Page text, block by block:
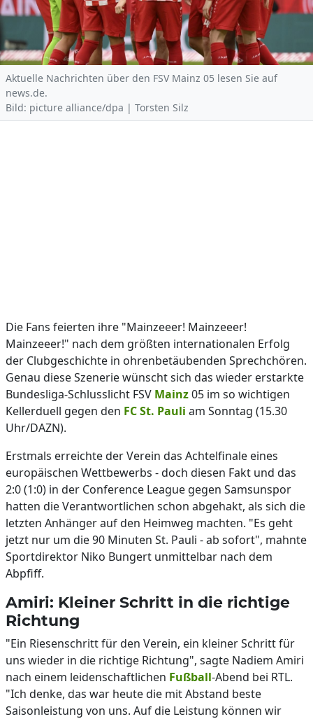
Aktuelle Nachrichten über den FSV Mainz 05 lesen Sie auf
news.de.
Bild: picture alliance/dpa | Torsten Silz
Die Fans feierten ihre "Mainzeeer! Mainzeeer!
Mainzeeer!" nach dem größten internationalen Erfolg
der Clubgeschichte in ohrenbetäubenden Sprechchören.
Genau diese Szenerie wünscht sich das wieder erstarkte
Bundesliga-Schlusslicht FSV Mainz05 im so wichtigen
Kellerduell gegen den FC St. Pauli am Sonntag (15.30
Uhr/DAZN).
Erstmals erreichte der Verein das Achtelfinale eines
europäischen Wettbewerbs - doch diesen Fakt und das
2:0 (1:0) in der Conference League gegen Samsunspor
hatten die Verantwortlichen schon abgehakt, als sich die
letzten Anhänger auf den Heimweg machten. "Es geht
jetzt nur um die 90 Minuten St. Pauli - ab sofort", mahnte
Sportdirektor Niko Bungert unmittelbar nach dem
Abpfiff.
Amiri: Kleiner Schritt in die richtige
Richtung
"Ein Riesenschritt für den Verein, ein kleiner Schritt für
uns wieder in die richtige Richtung", sagte Nadiem Amiri
nach einem leidenschaftlichen Fußball-Abend bei RTL.
"Ich denke, das war heute die mit Abstand beste
Saisonleistung von uns. Auf die Leistung können wir